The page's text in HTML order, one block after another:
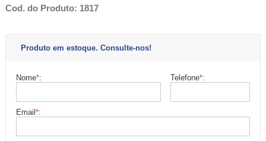
Cod. do Produto: 1817
Produto em estoque. Consulte-nos!
Nome*: Telefone*:
Email*: